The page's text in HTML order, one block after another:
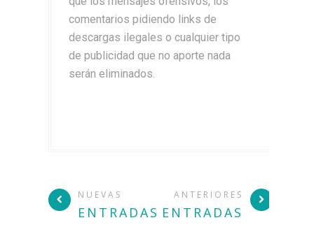
comentarios pidiendo links de
descargas ilegales o cualquier tipo
de publicidad que no aporte nada
serán eliminados.
NUEVAS
ENTRADAS
ANTERIORES
ENTRADAS